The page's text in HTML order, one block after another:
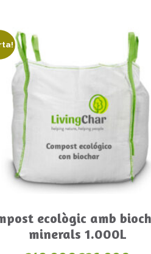
Más información
ecològic amb
minerals 1.000L